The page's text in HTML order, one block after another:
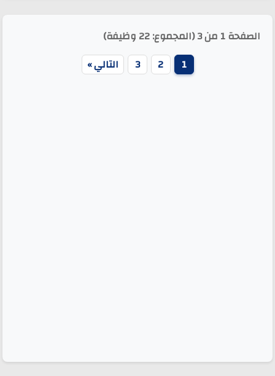
الصفحة 1 من 3 (المجموع: 22 وظيفة)
1
2
3 التالي »